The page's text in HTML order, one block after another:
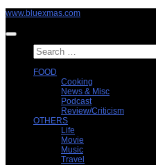
Skip
content
www.bluexmas.com
Search
for:
FOOD
Cooking
News & Misc
Podcast
Review/Criticism
OTHERS
Life
Movie
Music
Travel